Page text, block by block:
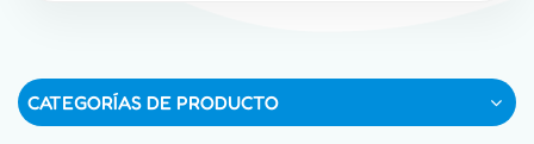
CATEGORÍAS DE PRODUCTO